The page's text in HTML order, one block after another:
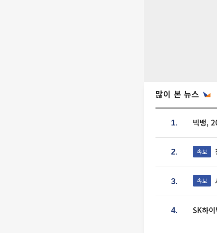
많이 본 뉴스
1. 빅뱅,
2. 속보
3. 속보
4. SK하